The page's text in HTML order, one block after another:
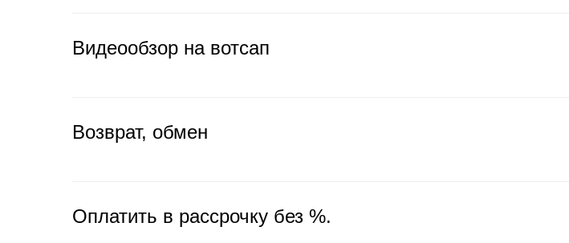
Видеообзор на вотсап
Возврат, обмен
Оплатить в рассрочку без %.